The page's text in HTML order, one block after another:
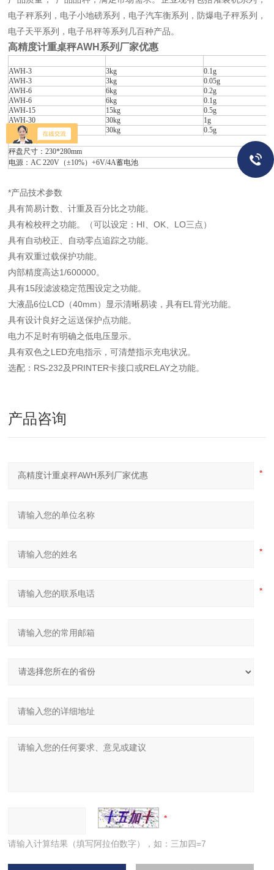
电子秤系列，电子小地磅系列，电子汽车衡系列，防爆电子秤系列，
电子天平系列，电子吊秤等系列几百种产品。
高精度计重桌秤AWH系列厂家优惠
AWH-3
3kg
0.1g
AWH-3
3kg
0.05g
AWH-6
6kg
0.2g
AWH-6
6kg
0.1g
AWH-15
15kg
0.5g
AWH-30
30kg
1g
AWH-30
30kg
0.5g
温度范围：0℃～40℃
秤盘尺寸：230*280mm
电源：AC 220V（±10%）+6V/4A蓄电池
*产品技术参数
具有简易计数、计重及百分比之功能。
具有检校秤之功能。（可以设定：HI、OK、LO三点）
具有自动校正、自动零点追踪之功能。
具有双重过载保护功能。
内部精度高达1/600000。
具有15段滤波稳定范围设定之功能。
大液晶6位LCD（40mm）显示清晰易读，具有EL背光功能。
具有设计良好之运送保护点功能。
电力不足时有明确之低电压显示。
具有双色之LED充电指示，可清楚指示充电状况。
选配：RS-232及PRINTER卡接口或RELAY之功能。
产品咨询
请输入计算结果（填写阿拉伯数字），如：三加四=7